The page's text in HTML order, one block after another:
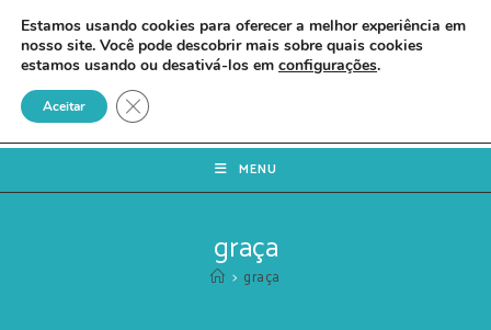
MENU
graça
> graça
Estamos usando cookies para oferecer a melhor experiência em
nosso site. Você pode descobrir mais sobre quais cookies
estamos usando ou desativá-los em configurações.
Aceitar Close GDPR Cookie Banner